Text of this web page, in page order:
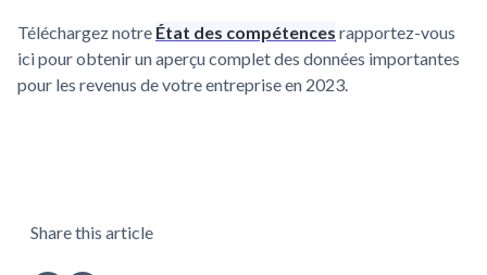
Téléchargez notre État des compétences rapportez-vous
ici pour obtenir un aperçu complet des données importantes
pour les revenus de votre entreprise en 2023.
Share this article